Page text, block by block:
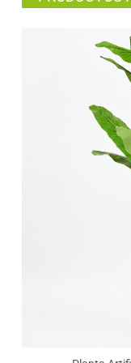
BELLEZA
planta
atención al
hiperrealista.
disfrutar de un
mantenimiento.
modelos
realismo
auténtico en su
Olvídate del
necesitarás
impecable.